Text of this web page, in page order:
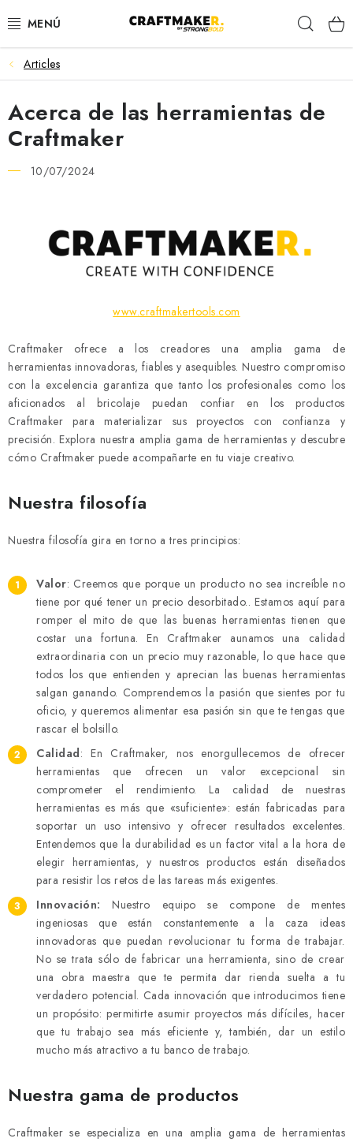
to
MESAS DE TRABAJO
CABALLETES DE TRABAJO
SOPORTES PARA RODILLOS
SARGENTOS DE CARPINTERÍA
ACCESORIOS
Devolución de mercancías
Términos y condiciones
Política de privacidad
Articles
Acerca de las herramientas de
Craftmaker
10/07/2024
www.craftmakertools.com
Craftmaker ofrece a los creadores una amplia gama de
herramientas innovadoras, fiables y asequibles. Nuestro compromiso
con la excelencia garantiza que tanto los profesionales como los
aficionados al bricolaje puedan confiar en los productos
Craftmaker para materializar sus proyectos con confianza y
precisión. Explora nuestra amplia gama de herramientas y descubre
cómo Craftmaker puede acompañarte en tu viaje creativo.
Nuestra filosofía
Nuestra filosofía gira en torno a tres principios:
Valor: Creemos que porque un producto no sea increíble no
tiene por qué tener un precio desorbitado.. Estamos aquí para
romper el mito de que las buenas herramientas tienen que
costar una fortuna. En Craftmaker aunamos una calidad
extraordinaria con un precio muy razonable, lo que hace que
todos los que entienden y aprecian las buenas herramientas
salgan ganando. Comprendemos la pasión que sientes por tu
oficio, y queremos alimentar esa pasión sin que te tengas que
rascar el bolsillo.
Calidad: En Craftmaker, nos enorgullecemos de ofrecer
herramientas que ofrecen un valor excepcional sin
comprometer el rendimiento. La calidad de nuestras
herramientas es más que «suficiente»: están fabricadas para
soportar un uso intensivo y ofrecer resultados excelentes.
Entendemos que la durabilidad es un factor vital a la hora de
elegir herramientas, y nuestros productos están diseñados
para resistir los retos de las tareas más exigentes.
Innovación: Nuestro equipo se compone de mentes
ingeniosas que están constantemente a la caza ideas
innovadoras que puedan revolucionar tu forma de trabajar.
No se trata sólo de fabricar una herramienta, sino de crear
una obra maestra que te permita dar rienda suelta a tu
verdadero potencial. Cada innovación que introducimos tiene
un propósito: permitirte asumir proyectos más difíciles, hacer
que tu trabajo sea más eficiente y, también, dar un estilo
mucho más atractivo a tu banco de trabajo.
Nuestra gama de productos
Craftmaker se especializa en una amplia gama de herramientas